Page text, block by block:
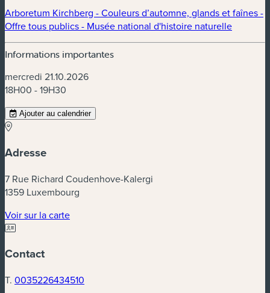
Arboretum Kirchberg - Couleurs d’automne, glands et faînes -
Offre tous publics - Musée national d'histoire naturelle
Informations importantes
mercredi 21.10.2026
18H00 - 19H30
Ajouter au calendrier
Adresse
7 Rue Richard Coudenhove-Kalergi
1359 Luxembourg
Voir sur la carte(nouvelle fenêtre)
Contact
T. 0035226434510